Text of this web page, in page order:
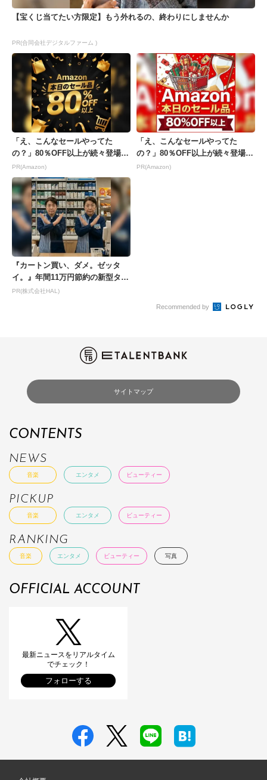
【宝くじ当てたい方限定】もう外れるの、終わりにしませんか
PR(合同会社デジタルファーム )
「え、こんなセールやってた
の？」80％OFF以上が続々登場！
Amazonの本気が...
PR(Amazon)
「え、こんなセールやってた
の？」80％OFF以上が続々登場！
Amazonの本気が...
PR(Amazon)
『カートン買い、ダメ。ゼッタ
イ。』年間11万円節約の新型タバ
コが爆売れ
PR(株式会社HAL)
Recommended by
サイトマップ
CONTENTS
NEWS
音楽 エンタメ ビューティー
PICKUP
音楽 エンタメ ビューティー
RANKING
音楽 エンタメ ビューティー 写真
OFFICIAL ACCOUNT
最新ニュースをリアルタイム
でチェック！
フォローする